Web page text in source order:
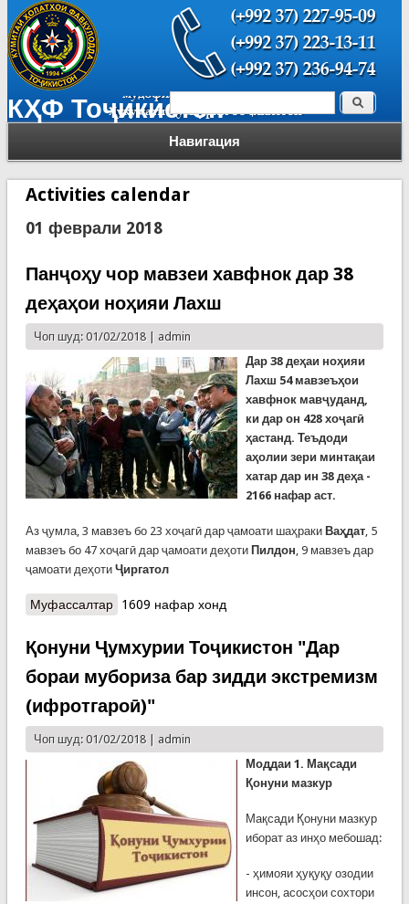
КҲФ Тоҷикистон
Навигация
Форма поиска Поиск
Activities calendar
01 феврали 2018
Панҷоҳу чор мавзеи хавфнок дар 38
деҳаҳои ноҳияи Лахш
Чоп шуд: 01/02/2018 | admin
Дар 38 деҳаи ноҳияи
Лахш 54 мавзеъҳои
хавфнок мавҷуданд,
ки дар он 428 хоҷагӣ
ҳастанд. Теъдоди
аҳолии зери минтақаи
хатар дар ин 38 деҳа -
2166 нафар аст.
Аз ҷумла, 3 мавзеъ бо 23 хоҷагӣ дар ҷамоати шаҳраки Ваҳдат, 5
мавзеъ бо 47 хоҷагӣ дар ҷамоати деҳоти Пилдон, 9 мавзеъ дар
ҷамоати деҳоти Ҷиргатол
Муфассалтаро Панҷоҳу чор мавзеи хавфнок дар 38 деҳаҳои
1609 нафар хонд
Қонуни Ҷумхурии Тоҷикистон "Дар
бораи мубориза бар зидди экстремизм
(ифротгароӣ)"
Чоп шуд: 01/02/2018 | admin
Моддаи 1. Мақсади
Қонуни мазкур
Мақсади Қонуни мазкур
иборат аз инҳо мебошад:
- ҳимояи ҳуқуқу озодии
инсон, асосҳои сохтори